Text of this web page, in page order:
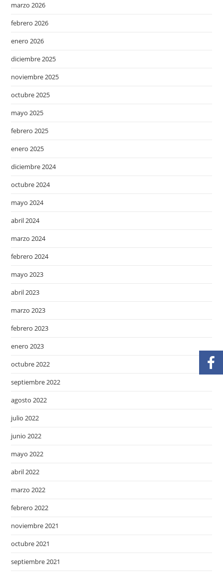
marzo 2026
febrero 2026
enero 2026
diciembre 2025
noviembre 2025
octubre 2025
mayo 2025
febrero 2025
enero 2025
diciembre 2024
octubre 2024
mayo 2024
abril 2024
marzo 2024
febrero 2024
mayo 2023
abril 2023
marzo 2023
febrero 2023
enero 2023
octubre 2022
septiembre 2022
agosto 2022
julio 2022
junio 2022
mayo 2022
abril 2022
marzo 2022
febrero 2022
noviembre 2021
octubre 2021
septiembre 2021